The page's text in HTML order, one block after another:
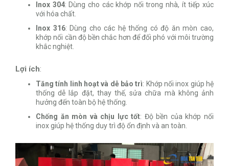
Inox 304: Dùng cho các khớp nối trong nhà, ít tiếp xúc
với hóa chất.
Inox 316: Dùng cho các hệ thống có độ ăn mòn cao,
khớp nối cần độ bền chắc hơn để đối phó với môi trường
khắc nghiệt.
Lợi ích:
Tăng tính linh hoạt và dễ bảo trì: Khớp nối inox giúp hệ
thống dễ lắp đặt, thay thế, sửa chữa mà không ảnh
hưởng đến toàn bộ hệ thống.
Chống ăn mòn và chịu lực tốt: Độ bền của khớp nối
inox giúp hệ thống duy trì độ ổn định và an toàn.